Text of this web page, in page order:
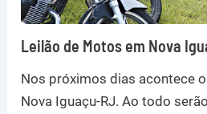
Leilão de Motos em Nova
Nos próximos dias acontece
Nova Iguaçu-RJ. Ao todo